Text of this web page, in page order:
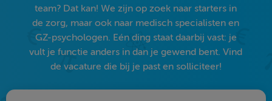
team? Dat kan! We zijn op zoek naar starters in
de zorg, maar ook naar medisch specialisten en
GZ-psychologen. Eén ding staat daarbij vast: je
vult je functie anders in dan je gewend bent. Vind
de vacature die bij je past en solliciteer!